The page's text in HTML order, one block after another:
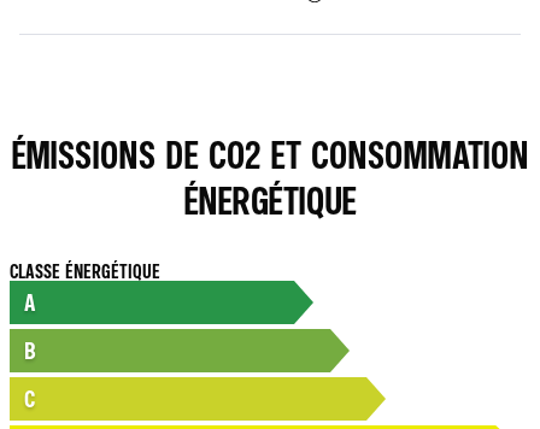
ÉMISSIONS DE CO2 ET CONSOMMATION
ÉNERGÉTIQUE
CLASSE ÉNERGÉTIQUE
A
B
C